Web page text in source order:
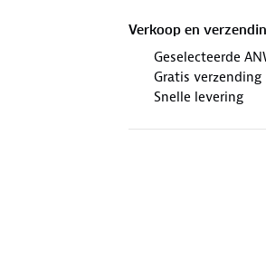
Verkoop en
Geselecteerde
Gratis verzending
Snelle levering